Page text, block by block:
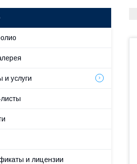
и услуги
и лицензии